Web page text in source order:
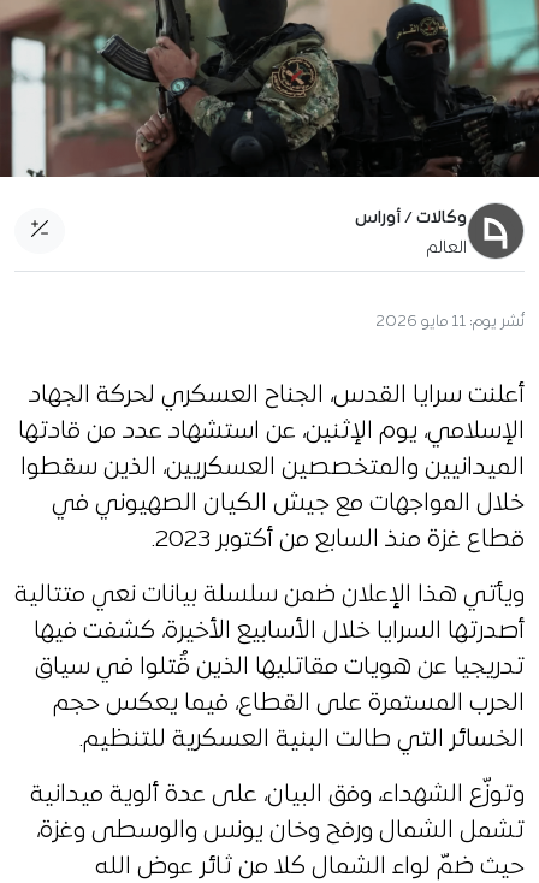
وكالات / أوراس
العالم
نُشر يوم: 11 مايو 2026
أعلنت سرايا القدس، الجناح العسكري لحركة الجهاد
الإسلامي، يوم الإثنين، عن استشهاد عدد من قادتها
الميدانيين والمتخصصين العسكريين، الذين سقطوا
خلال المواجهات مع جيش الكيان الصهيوني في
قطاع غزة منذ السابع من أكتوبر 2023.
ويأتي هذا الإعلان ضمن سلسلة بيانات نعي متتالية
أصدرتها السرايا خلال الأسابيع الأخيرة، كشفت فيها
تدريجيا عن هويات مقاتليها الذين قُتلوا في سياق
الحرب المستمرة على القطاع، فيما يعكس حجم
الخسائر التي طالت البنية العسكرية للتنظيم.
وتوزّع الشهداء، وفق البيان، على عدة ألوية ميدانية
تشمل الشمال ورفح وخان يونس والوسطى وغزة،
حيث ضمّ لواء الشمال كلا من ثائر عوض الله